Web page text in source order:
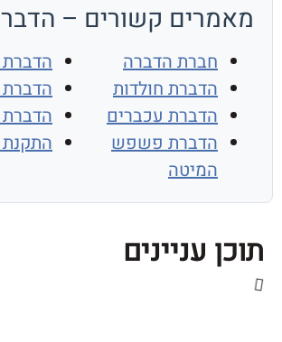
קשורים – הדברה
חברת הדברה
הדברת חולדות
הדברת עכברים
הדברת פשפש
הדברת ג׳וקים
הדברת נמלים
הדברת מזיקים
התקנת רשת
עניינים